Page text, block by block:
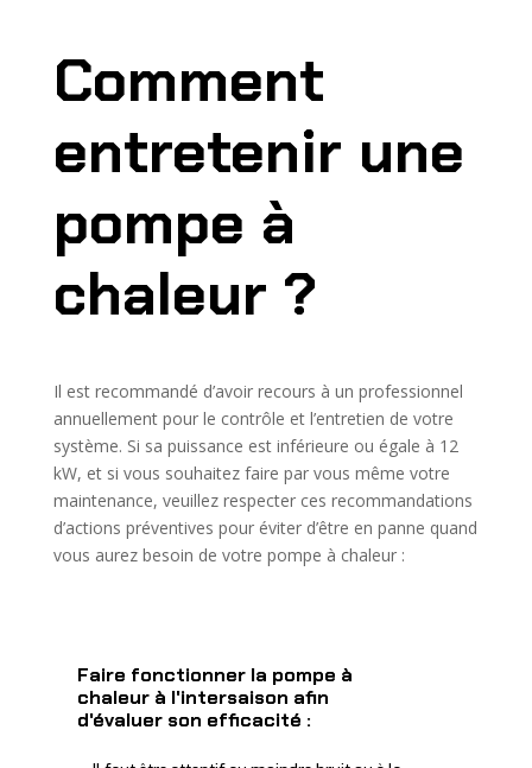
Comment
entretenir une
pompe à
chaleur ?
Il est recommandé d’avoir recours à un professionnel
annuellement pour le contrôle et l’entretien de votre
système. Si sa puissance est inférieure ou égale à 12
kW, et si vous souhaitez faire par vous même votre
maintenance, veuillez respecter ces recommandations
d’actions préventives pour éviter d’être en panne quand
vous aurez besoin de votre pompe à chaleur :
Faire fonctionner la pompe à
chaleur à l'intersaison afin
d'évaluer son efficacité :